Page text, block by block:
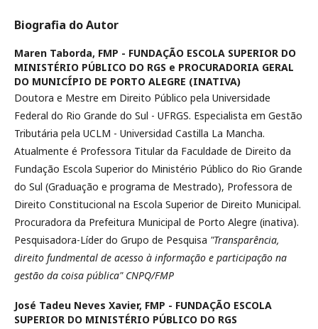
Biografia do Autor
Maren Taborda, FMP - FUNDAÇÃO ESCOLA SUPERIOR DO
MINISTÉRIO PÚBLICO DO RGS e PROCURADORIA GERAL
DO MUNICÍPIO DE PORTO ALEGRE (INATIVA)
Doutora e Mestre em Direito Público pela Universidade
Federal do Rio Grande do Sul - UFRGS. Especialista em Gestão
Tributária pela UCLM - Universidad Castilla La Mancha.
Atualmente é Professora Titular da Faculdade de Direito da
Fundação Escola Superior do Ministério Público do Rio Grande
do Sul (Graduação e programa de Mestrado), Professora de
Direito Constitucional na Escola Superior de Direito Municipal.
Procuradora da Prefeitura Municipal de Porto Alegre (inativa).
Pesquisadora-Líder do Grupo de Pesquisa "Transparência,
direito fundmental de acesso à informação e participação na
gestão da coisa pública" CNPQ/FMP
José Tadeu Neves Xavier, FMP - FUNDAÇÃO ESCOLA
SUPERIOR DO MINISTÉRIO PÚBLICO DO RGS